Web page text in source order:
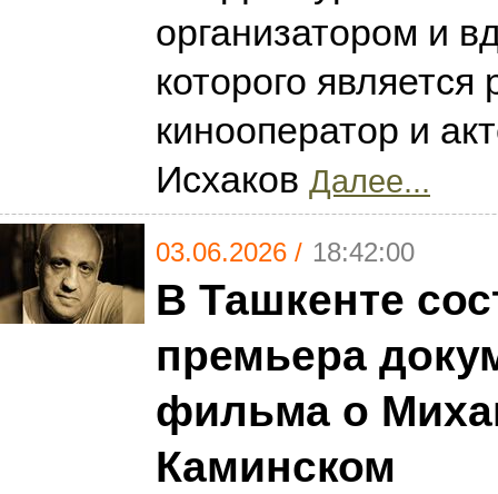
организатором и
которого является
кинооператор и
Исхаков Далее...
03.06.2026 / 18:42:00
В Ташкенте
премьера
фильма о
Каминском